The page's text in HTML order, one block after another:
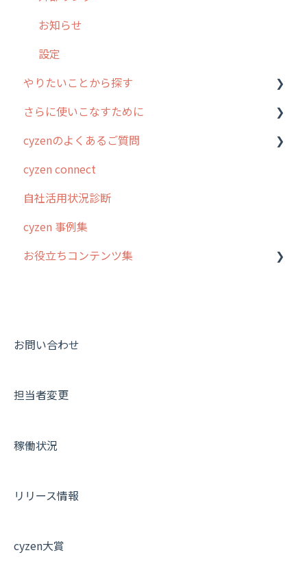
商品
各種設定・その他
お知らせ
設定
やりたいことから探す
行動管理
勤怠管理
予定管理
スポット
ステータス・主観
報告書・行動種別
活動通知
商品
さらに使いこなすために
はじめに
スポット・ステータス関連オプション
交通費自動計算
安全走行支援
写真管理・高画質化
その他オプション
契約・その他
cyzenのよくあるご質問
ログインについて
グループ・ユーザーについて
GPS・位置情報 について
ルート自動記録 について
報告書について
メンバー画面について
その他よくある質問
cyzen connect
自社活用状況診断
cyzen 事例集
お役立ちコンテンツ集
動画集：共通
お問い合わせ
担当者変更
稼働状況
リリース情報
cyzen大賞